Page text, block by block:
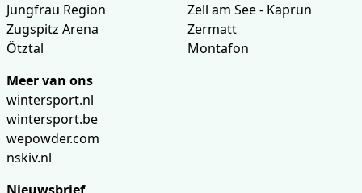
Jungfrau Region
Zugspitz Arena
Ötztal
Zell am See - Kaprun
Zermatt
Montafon
Meer van ons
wintersport.nl
wintersport.be
wepowder.com
nskiv.nl